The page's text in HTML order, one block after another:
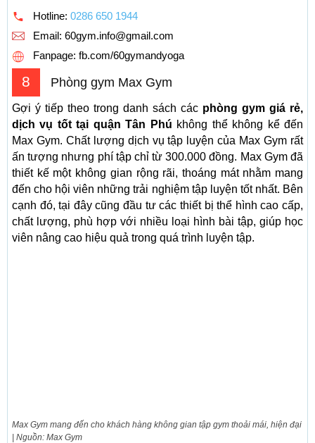
Hotline: 0286 650 1944
Email: 60gym.info@gmail.com
Fanpage: fb.com/60gymandyoga
8 Phòng gym Max Gym
Gợi ý tiếp theo trong danh sách các phòng gym giá rẻ,
dịch vụ tốt tại quận Tân Phú không thể không kể đến
Max Gym. Chất lượng dịch vụ tập luyện của Max Gym rất
ấn tượng nhưng phí tập chỉ từ 300.000 đồng. Max Gym đã
thiết kế một không gian rộng rãi, thoáng mát nhằm mang
đến cho hội viên những trải nghiệm tập luyện tốt nhất. Bên
cạnh đó, tại đây cũng đầu tư các thiết bị thể hình cao cấp,
chất lượng, phù hợp với nhiều loại hình bài tập, giúp học
viên nâng cao hiệu quả trong quá trình luyện tập.
Max Gym mang đến cho khách hàng không gian tập gym thoải mái, hiện đại
| Nguồn: Max Gym